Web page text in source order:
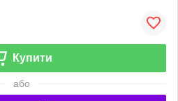
Купити
або